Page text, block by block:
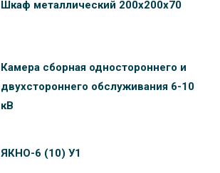
Шкаф металлический 200х200х70
Камера сборная одностороннего и
двухстороннего обслуживания 6-10
кВ
ЯКНО-6 (10) У1